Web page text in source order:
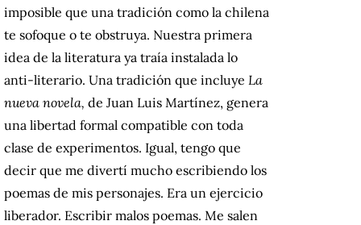
imposible que una tradición como la chilena
te sofoque o te obstruya. Nuestra primera
idea de la literatura ya traía instalada lo
anti-literario. Una tradición que incluye La
nueva novela, de Juan Luis Martínez, genera
una libertad formal compatible con toda
clase de experimentos. Igual, tengo que
decir que me divertí mucho escribiendo los
poemas de mis personajes. Era un ejercicio
liberador. Escribir malos poemas. Me salen